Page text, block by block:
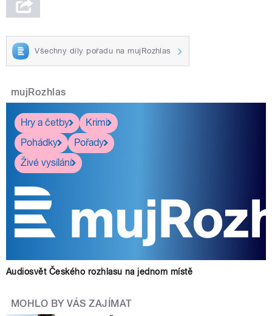
Všechny díly pořadu na mujRozhlas
mujRozhlas
Hry a četby
Krimi
Pohádky
Pořady
Živé vysílání
Audiosvět Českého rozhlasu na jednom místě
MOHLO BY VÁS ZAJÍMAT